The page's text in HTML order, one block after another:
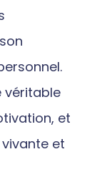
véritable
et
et